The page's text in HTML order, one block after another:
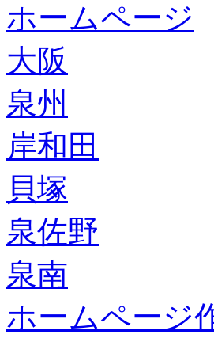
ホームページ
大阪
泉州
岸和田
貝塚
泉佐野
泉南
ホームページ